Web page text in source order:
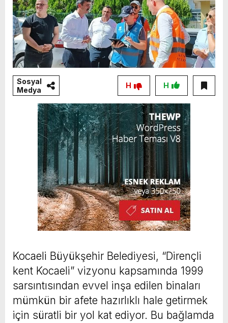
Sosyal
Medya
H
H
Kocaeli Büyükşehir Belediyesi, “Dirençli
kent Kocaeli” vizyonu kapsamında 1999
sarsıntısından evvel inşa edilen binaları
mümkün bir afete hazırlıklı hale getirmek
için süratli bir yol kat ediyor. Bu bağlamda